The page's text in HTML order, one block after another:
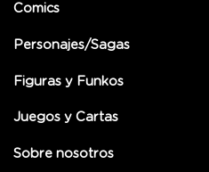
Comics
Personajes/Sagas
Figuras y Funkos
Juegos y Cartas
Sobre nosotros